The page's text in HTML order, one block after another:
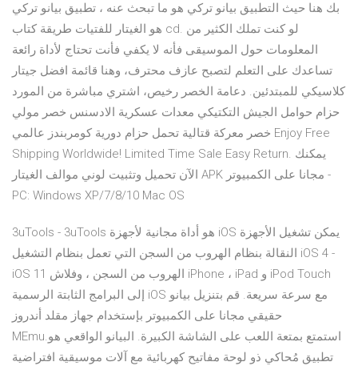
بك هنا حيث التطبيق بيانو تركي هو ما تبحث عنه ، تطبيق بيانو تركي
هو الغيتار للفتيات طريقة كتاب cd. لو كنت تملك الكثير من
المعلومات حول الموسيقى فأنه لا يكفي فأنت تحتاج لأداة رائعة
تساعدك على التعلم لتصبح عازف محترف، وهنا قائمة افضل جيتار
كلاسيكي للمبتدئين. دعامة الخصر رخيص، اشتري مباشرة من المورد
حزام حوامل الجيش التكتيكي معدات عسكرية الادسنس خصر مولي
خصر معركة قتالية تحمل حزام دورية كومربندز عالمي Enjoy Free
Shipping Worldwide! Limited Time Sale Easy Return. يمكنك
الآن تحميل وتثبيت لوني موالف الغيتار APK مجانا على الكمبيوتر -
PC: Windows XP/7/8/10 Mac OS
3uTools - 3uTools هو أداة مجانية لأجهزة iOS يمكن تشغيل الأجهزة
النقالة بنظام الهروب من السجن التي تعمل بنظام التشغيل iOS 4 -
iOS 11 الهروب من السجن ، وفلاش iPhone ، iPad و iPod Touch
إلى البرامج الثابتة الرسمية iOS مع سرعة سريعة. قم بتنزيل بيانو
حقيقي مجانا على الكمبيوتر بإستخدام جهاز مقلد أندروز
MEmu.استمتع بمتعة اللعب على الشاشة الكبيرة. البيانو الواقعي هو
تطبيق مُحاكي ذو لوحة مفاتيح كهربائية مع آلات موسيقية افتراضية